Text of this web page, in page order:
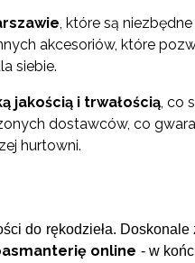
, które są
akcesoriów, które
siebie.
jakością i trwałością, co
dostawców, co
hurtowni.
do rękodzieła.
online - w